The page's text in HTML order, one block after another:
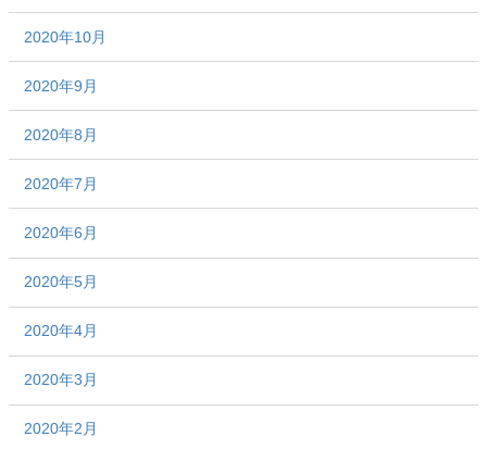
2020年10月
2020年9月
2020年8月
2020年7月
2020年6月
2020年5月
2020年4月
2020年3月
2020年2月